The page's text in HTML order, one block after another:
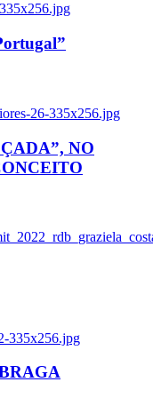
26-335x256.jpg
NO
335x256.jpg